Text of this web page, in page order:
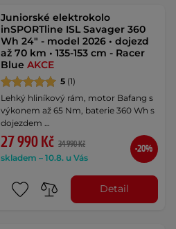
Juniorské elektrokolo
inSPORTline ISL Savager 360
Wh 24" - model 2026 • dojezd
až 70 km • 135-153 cm - Racer
BlueAKCE
5 (1)
Lehký hliníkový rám, motor Bafang s
výkonem až 65 Nm, baterie 360 Wh s
dojezdem …
27 990 Kč 34 990 Kč
skladem – 10.8. u Vás
-20%
Detail